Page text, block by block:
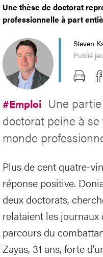
Une thèse de doctorat
professionnelle à part
Steven
Publié
#Emploi Une
doctorat peine à
monde
Plus de cent quatre-
réponse positive.
deux doctorats,
relataient les journaux
parcours du
Zayas, 31 ans, forte